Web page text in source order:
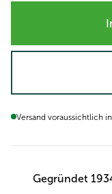
Versand voraussichtlich
Gegründet